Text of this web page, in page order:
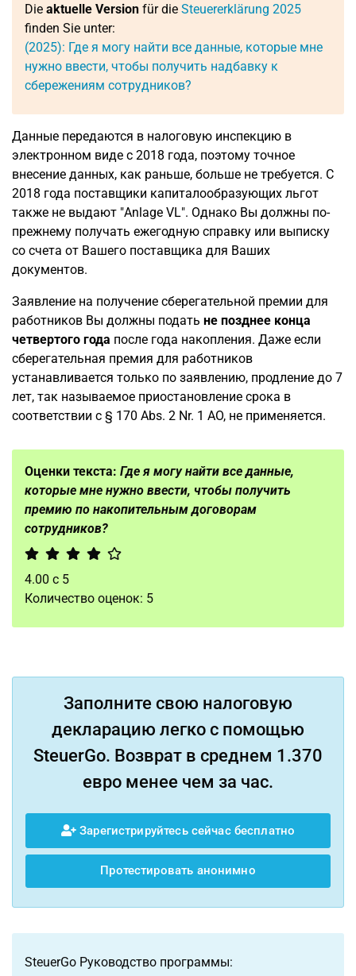
Die aktuelle Version für die Steuererklärung 2025
finden Sie unter:
(2025): Где я могу найти все данные, которые мне
нужно ввести, чтобы получить надбавку к
сбережениям сотрудников?
Данные передаются в налоговую инспекцию в
электронном виде с 2018 года, поэтому точное
внесение данных, как раньше, больше не требуется. С
2018 года поставщики капиталообразующих льгот
также не выдают "Anlage VL". Однако Вы должны по-
прежнему получать ежегодную справку или выписку
со счета от Вашего поставщика для Ваших
документов.
Заявление на получение сберегательной премии для
работников Вы должны подать не позднее конца
четвертого года после года накопления. Даже если
сберегательная премия для работников
устанавливается только по заявлению, продление до 7
лет, так называемое приостановление срока в
соответствии с § 170 Abs. 2 Nr. 1 AO, не применяется.
Оценки текста: Где я могу найти все данные,
которые мне нужно ввести, чтобы получить
премию по накопительным договорам
сотрудников?
4.00 с 5
Количество оценок: 5
Заполните свою налоговую
декларацию легко с помощью
SteuerGo. Возврат в среднем 1.370
евро менее чем за час.
Зарегистрируйтесь сейчас бесплатно
Протестировать анонимно
SteuerGo Руководство программы: